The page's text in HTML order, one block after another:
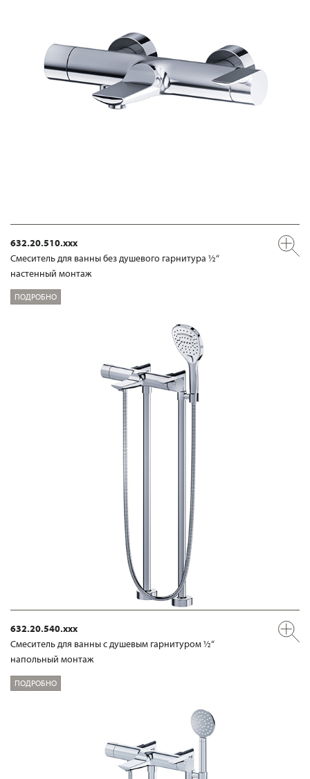
632.20.510.xxx
Смеситель для ванны без душевого гарнитура ½“
настенный монтаж
ПОДРОБНО
632.20.540.xxx
Смеситель для ванны с душевым гарнитуром ½“
напольный монтаж
ПОДРОБНО